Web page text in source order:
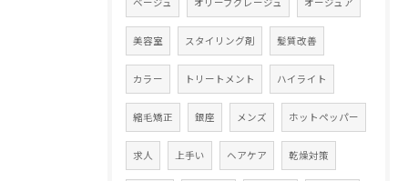
美容室 スタイリング剤 髪質改善
カラー トリートメント ハイライト
縮毛矯正 銀座 メンズ ホットペッパー
求人 上手い ヘアケア 乾燥対策